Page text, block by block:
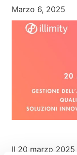
Marzo 6, 2025
Il 20 marzo 2025